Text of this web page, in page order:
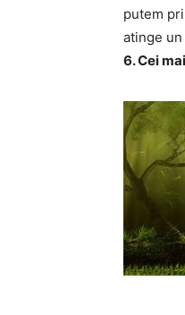
putem
atinge
6. Cei